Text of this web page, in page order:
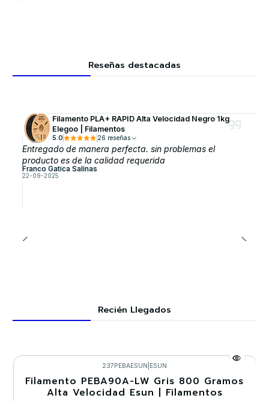
Reseñas destacadas
Filamento PLA+ RAPID Alta Velocidad Negro 1kg
Elegoo | Filamentos
5.0 26 reseñas
Entregado de manera perfecta. sin problemas el
producto es de la calidad requerida
Franco Gatica Salinas
22-09-2025
Recién Llegados
-30%
237PEBAESUN ESUN
Filamento PEBA90A-LW Gris 800 Gramos
Alta Velocidad Esun | Filamentos